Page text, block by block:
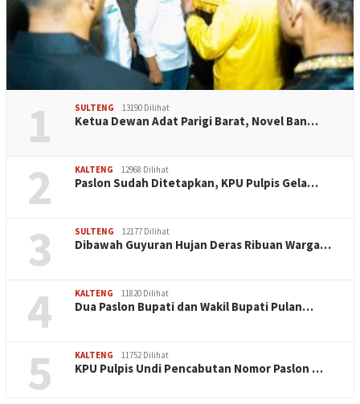
1 SULTENG 13190 Dilihat
Ketua Dewan Adat Parigi Barat, Novel Ban…
2 KALTENG 12968 Dilihat
Paslon Sudah Ditetapkan, KPU Pulpis Gela…
3 SULTENG 12177 Dilihat
Dibawah Guyuran Hujan Deras Ribuan Warga…
4 KALTENG 11820 Dilihat
Dua Paslon Bupati dan Wakil Bupati Pulan…
5 KALTENG 11752 Dilihat
KPU Pulpis Undi Pencabutan Nomor Paslon …